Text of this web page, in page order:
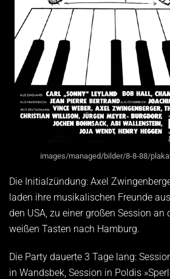
images/managed/bilder/8-8-88/
Die Initialzündung: Axel
laden ihre musikalischen Freunde
den USA, zu einer großen Session an
weißen Tasten nach Hamburg.
Die Party dauerte 3 Tage lang:
in Wandsbek, Session in Poldis